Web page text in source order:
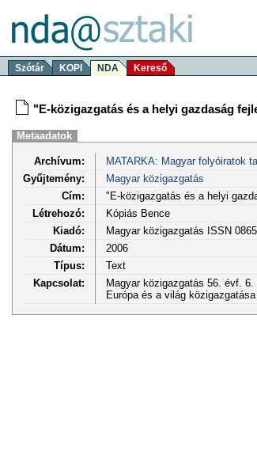
Szótár KOPI NDA Kereső
"E-közigazgatás és a helyi gazdaság
Metaadatok
Archívum:
MATARKA: Magyar folyóiratok
Gyűjtemény:
Magyar közigazgatás
Cím:
"E-közigazgatás és a helyi
Létrehozó:
Kópiás Bence
Kiadó:
Magyar közigazgatás ISSN
Dátum:
2006
Típus:
Text
Kapcsolat:
Magyar közigazgatás 56. évf.
Európa és a világ